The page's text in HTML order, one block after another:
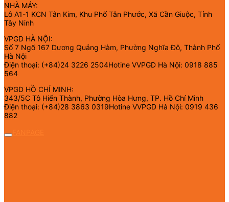
NHÀ MÁY:
Lô A1-1 KCN Tân Kim, Khu Phố Tân Phước, Xã Cần Giuộc, Tỉnh
Tây Ninh
VPGD HÀ NỘI:
Số 7 Ngõ 167 Dương Quảng Hàm, Phường Nghĩa Đô, Thành Phố
Hà Nội
Điện thoại: (+84)24 3226 2504Hotine VVPGD Hà Nội: 0918 885
564
VPGD HỒ CHÍ MINH:
343/5C Tô Hiến Thành, Phường Hòa Hưng, TP. Hồ Chí Minh
Điện thoại: (+84)28 3863 0319Hotine VVPGD Hà Nội: 0919 436
882